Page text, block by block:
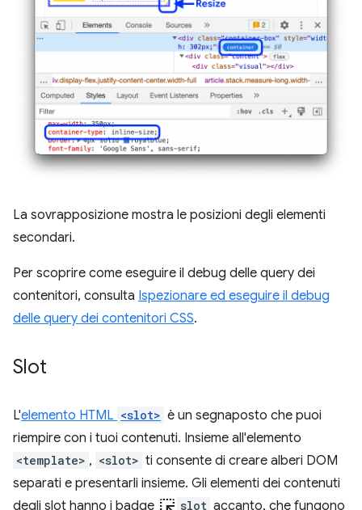
La sovrapposizione mostra le posizioni degli elementi
secondari.
Per scoprire come eseguire il debug delle query dei
contenitori, consulta Ispezionare ed eseguire il debug
delle query dei contenitori CSS.
Slot
L'elemento HTML <slot> è un segnaposto che puoi
riempire con i tuoi contenuti. Insieme all'elemento
<template> , <slot> ti consente di creare alberi DOM
separati e presentarli insieme. Gli elementi dei contenuti
degli slot hanno i badge
slot accanto, che fungono